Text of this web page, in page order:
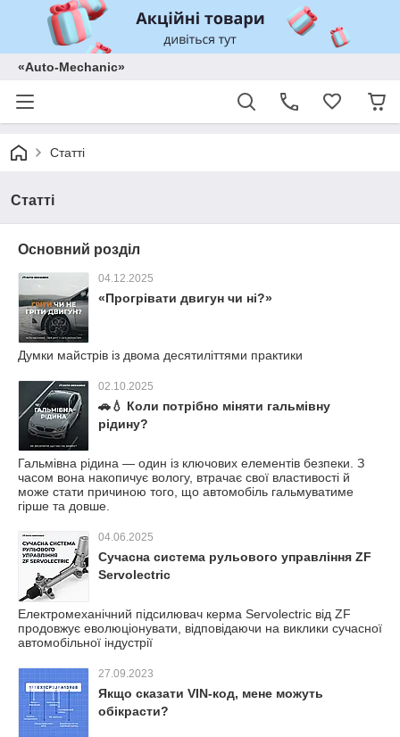
«Auto-Mechanic»
Статті
Статті
Основний розділ
04.12.2025
«Прогрівати двигун чи ні?»
Думки майстрів із двома десятиліттями практики
02.10.2025
🚗💧 Коли потрібно міняти гальмівну
рідину?
Гальмівна рідина — один із ключових елементів безпеки. З
часом вона накопичує вологу, втрачає свої властивості й
може стати причиною того, що автомобіль гальмуватиме
гірше та довше.
04.06.2025
Сучасна система рульового управління ZF
Servolectric
Електромеханічний підсилювач керма Servolectric від ZF
продовжує еволюціонувати, відповідаючи на виклики сучасної
автомобільної індустрії
27.09.2023
Якщо сказати VIN-код, мене можуть
обікрасти?